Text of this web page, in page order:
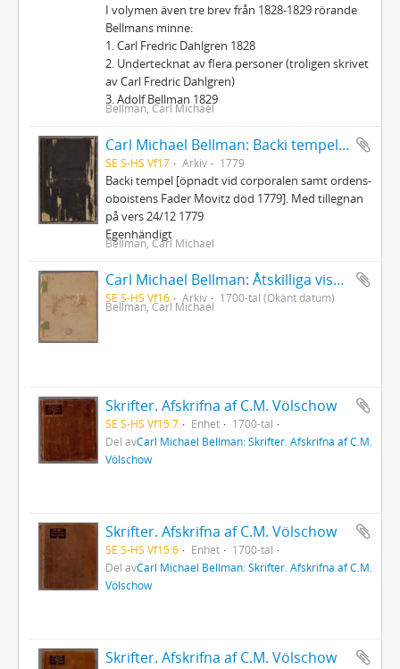
I volymen även tre brev från 1828-1829 rörande
Bellmans minne:
1. Carl Fredric Dahlgren 1828
2. Undertecknat av flera personer (troligen skrivet
av Carl Fredric Dahlgren)
3. Adolf Bellman 1829
Bellman, Carl Michael
Carl Michael Bellman: Backi tempel [öpnadt vid corporalen samt ordens-oboistens Fader Movitz död 1779]
SE S-HS Vf17 Arkiv 1779
Backi tempel [öpnadt vid corporalen samt ordens-
oboistens Fader Movitz död 1779]. Med tillegnan
på vers 24/12 1779
Egenhändigt
Bellman, Carl Michael
Carl Michael Bellman: Åtskilliga visor, samt en del af dess Fredmans epistlar
SE S-HS Vf16 Arkiv 1700-tal (Okänt datum)
Bellman, Carl Michael
Skrifter. Afskrifna af C.M. Völschow
SE S-HS Vf15:7 Enhet
1700-tal
Del avCarl Michael Bellman: Skrifter. Afskrifna af C.M.
Völschow
Skrifter. Afskrifna af C.M. Völschow
SE S-HS Vf15:6 Enhet
1700-tal
Del avCarl Michael Bellman: Skrifter. Afskrifna af C.M.
Völschow
Skrifter. Afskrifna af C.M. Völschow